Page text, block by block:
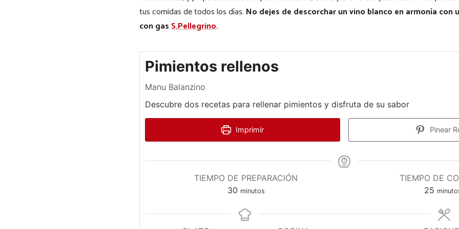
tus comidas de todos los días. No dejes de descorchar un vino blanco en armonía con
con gasS.Pellegrino.
Pimientos rellenos
Manu Balanzino
Descubre dos recetas para rellenar pimientos y disfruta de su sabor
Imprimir Pinear
TIEMPO DE PREPARACIÓN
30minutos
minutos
TIEMPO DE
25